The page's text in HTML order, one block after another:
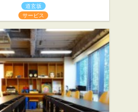
道玄坂
サービス